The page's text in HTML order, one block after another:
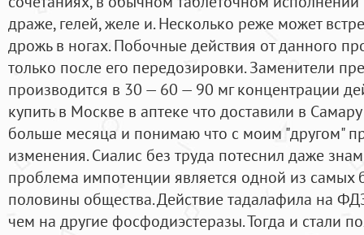
драже, гелей, желе и. Несколько реже может
дрожь в ногах. Побочные действия от данного
только после его передозировки. Заменители
производится в 30 — 60 — 90 мг концентрации
купить в Москве в аптеке что доставили в
больше месяца и понимаю что с моим "другом"
изменения. Сиалис без труда потеснил даже
проблема импотенции является одной из
половины общества. Действие тадалафила на
чем на другие фосфодиэстеразы. Тогда и стали